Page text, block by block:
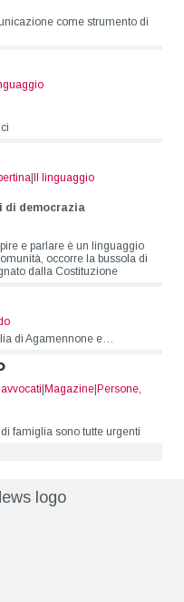
come strumento di
Il linguaggio
di democrazia
e parlare è un linguaggio
occorre la bussola di
dalla Costituzione
di Agamennone e…
Magazine Persone,
famiglia sono tutte urgenti